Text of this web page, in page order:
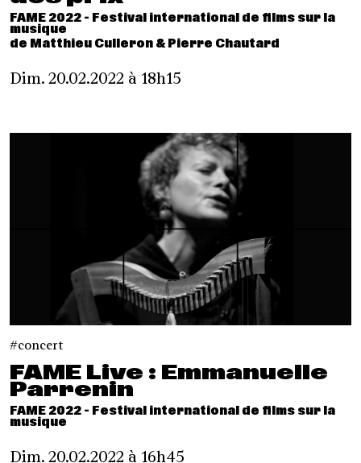
FAME 2022 - Festival international de films sur la
musique
de Matthieu Culleron & Pierre Chautard
Dim. 20.02.2022 à 18h15
concert
FAME Live : Emmanuelle
Parrenin
FAME 2022 - Festival international de films sur la
musique
Dim. 20.02.2022 à 16h45